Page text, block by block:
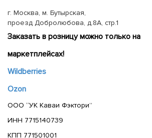
г. Москва, м. Бутырская,
проезд Добролюбова, д.8А, стр.1
Заказать в розницу можно только на
маркетплейсах!
Wildberries
Ozon
ООО “УК Каваи Фэктори”
ИНН 7715140739
КПП 771501001